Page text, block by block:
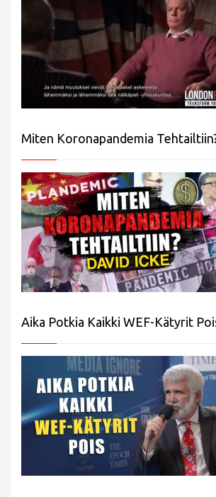
Miten Koronapandemia
Aika Potkia Kaikki WEF-Kätyrit